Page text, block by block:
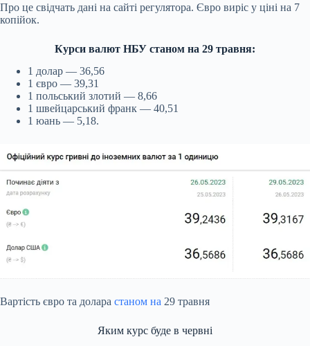
Про це свідчать дані на сайті регулятора. Євро виріс у ціні на 7
копійок.
Курси валют НБУ станом на 29 травня:
1 долар — 36,56
1 євро — 39,31
1 польський злотий — 8,66
1 швейцарський франк — 40,51
1 юань — 5,18.
Вартість євро та долара станом на 29 травня
Яким курс буде в червні